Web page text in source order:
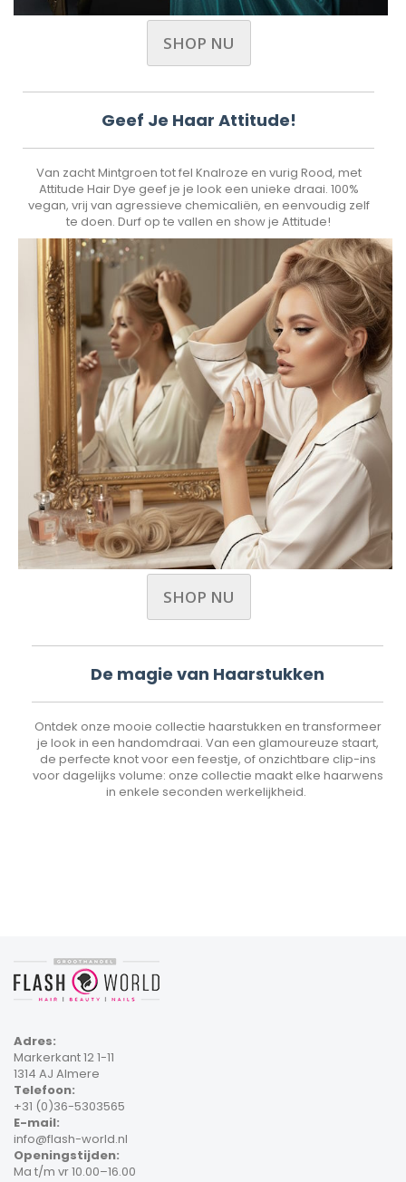
SHOP NU
Geef Je Haar Attitude!
Van zacht Mintgroen tot fel Knalroze en vurig Rood, met
Attitude Hair Dye geef je je look een unieke draai. 100%
vegan, vrij van agressieve chemicaliën, en eenvoudig zelf
te doen. Durf op te vallen en show je Attitude!
SHOP NU
De magie van Haarstukken
Ontdek onze mooie collectie haarstukken en transformeer
je look in een handomdraai. Van een glamoureuze staart,
de perfecte knot voor een feestje, of onzichtbare clip-ins
voor dagelijks volume: onze collectie maakt elke haarwens
in enkele seconden werkelijkheid.
Adres:
Markerkant 12 1-11
1314 AJ Almere
Telefoon:
+31 (0)36-5303565
E-mail:
info@flash-world.nl
Openingstijden:
Ma t/m vr 10.00–16.00